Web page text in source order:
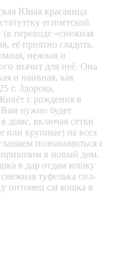
Юная красавица
египетской
переводе «снежная
её приятно гладить.
нежная и
значит для неё. Она
и наивная, как
г. Здорова,
с рождения в
Вам нужно будет
доме, включая сетки
или крупные) на всех
познакомиться с
привозим в новый дом.
в дар отдам кошку
туфелька сил-
питомец cat кошка в